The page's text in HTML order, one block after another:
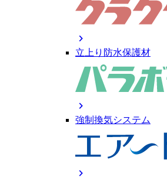
chevron_right
立上り防水保護材
chevron_right
強制換気システム
chevron_right